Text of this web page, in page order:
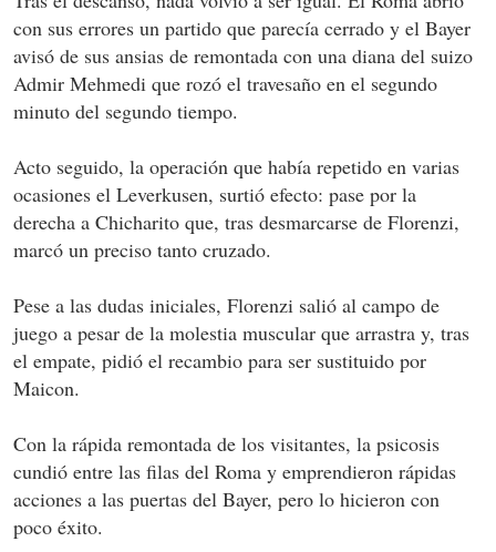
con sus errores un partido que parecía cerrado y el Bayer
avisó de sus ansias de remontada con una diana del suizo
Admir Mehmedi que rozó el travesaño en el segundo
minuto del segundo tiempo.
Acto seguido, la operación que había repetido en varias
ocasiones el Leverkusen, surtió efecto: pase por la
derecha a Chicharito que, tras desmarcarse de Florenzi,
marcó un preciso tanto cruzado.
Pese a las dudas iniciales, Florenzi salió al campo de
juego a pesar de la molestia muscular que arrastra y, tras
el empate, pidió el recambio para ser sustituido por
Maicon.
Con la rápida remontada de los visitantes, la psicosis
cundió entre las filas del Roma y emprendieron rápidas
acciones a las puertas del Bayer, pero lo hicieron con
poco éxito.